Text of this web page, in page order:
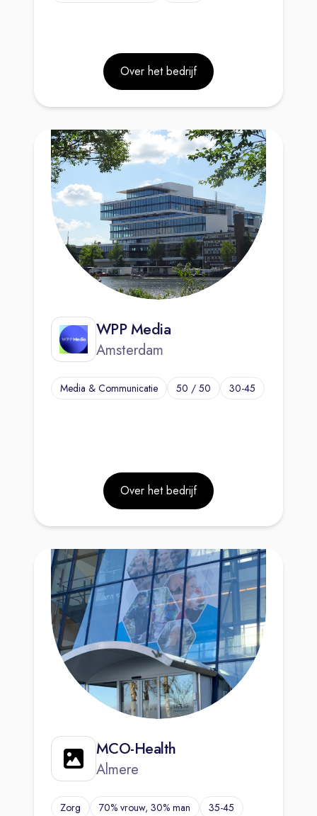
Over het bedrijf
WPP Media
Amsterdam
Media & Communicatie 50 / 50 30-45
Over het bedrijf
MCO-Health
Almere
Zorg 70% vrouw, 30% man 35-45